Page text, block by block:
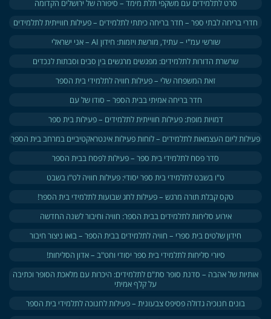
סרט לתלמידים עם משקפי תלת מימד – סיפורה של ירושלים הקדומה
חדרי בריחה לבתי ספר – חדר בריחה כיתתי לתלמידים – פעילות חווייתית לתלמידים
שורשי עמ"י – עתיד, מורשת ויזמות: חידון AI – אני ישראלי
שרשרת הדורות לתלמידים: מפגשים מרגשים בין סבים וסבתות לנכדים
זאת המשפחה שלי – פעילות חוויה לתלמידי בית הספר
חדר בריחה אמיתי בבית הספר – סודו של עם
דמויות מופת: פעילות חווייתית לתלמידים – פעילות בית ספר
פעילות ליום העצמאות לתלמידים – לוחות פעילות אינטראקטיביים במרחב בית הספר
סדר פסח לתלמידי בית ספר – פעילות לפסח בבית הספר
ט"ו בשבט לתלמידי בית ספר יסודי: פעילות חוויה לט"ו בשבט
טקס קבלת תורה מרגש – פעילות לחג שבועות לתלמידי בית הספר!
אירוע סליחות לתלמידים בבית הספר: חוויה וחיבור לשנה החדשה
חידון שלטים בית ספרי – חוויה לתלמידים בבית הספר – בואו ניצור חיבור
סיורי סליחות לתלמידי בית ספר יסודי וחט"ב – אדון הסליחות!
אותיות של אהבה – סדנת סופר סת"ם לתלמידים: היכרות עם מלאכת הסופר וכתיבה
על קלף אמיתי
בונים חנוכיה גדולה פסיפס צבעונית – פעילות לחנוכה לתלמידי בית הספר